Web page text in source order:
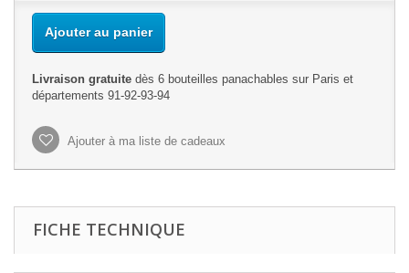
Ajouter au panier
Livraison gratuite dès 6 bouteilles panachables sur Paris et
départements 91-92-93-94
Ajouter à ma liste de cadeaux
FICHE TECHNIQUE